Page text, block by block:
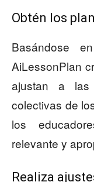
Obtén los
Basándose
AiLessonPlan
ajustan a las
colectivas de
los
relevante y
Realiza